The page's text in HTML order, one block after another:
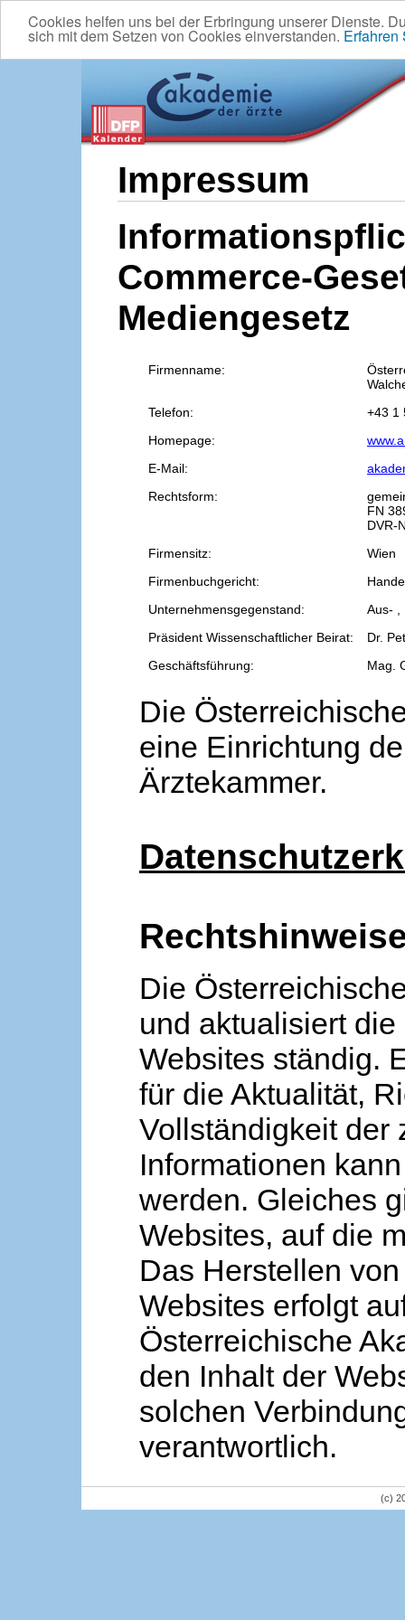
Cookies helfen uns bei der Erbringung unserer Dienste.
sich mit dem Setzen von Cookies einverstanden. Erfahren
Impressum
Commerce-
Mediengesetz
Firmenname:
Telefon:
+43 1
Homepage:
E-Mail:
Rechtsform:
FN
DVR-
Firmensitz:
Wien
Firmenbuchgericht:
Unternehmensgegenstand:
Aus- ,
Präsident Wissenschaftlicher Beirat:
Dr.
Geschäftsführung:
Mag.
Die
eine Einrichtung
Ärztekammer.
Die
und aktualisiert
Websites ständig.
für die Aktualität,
Vollständigkeit der
Informationen
werden. Gleiches
Websites, auf die
Das Herstellen
Websites erfolgt
Österreichische
den Inhalt der
solchen
verantwortlich.
(c)